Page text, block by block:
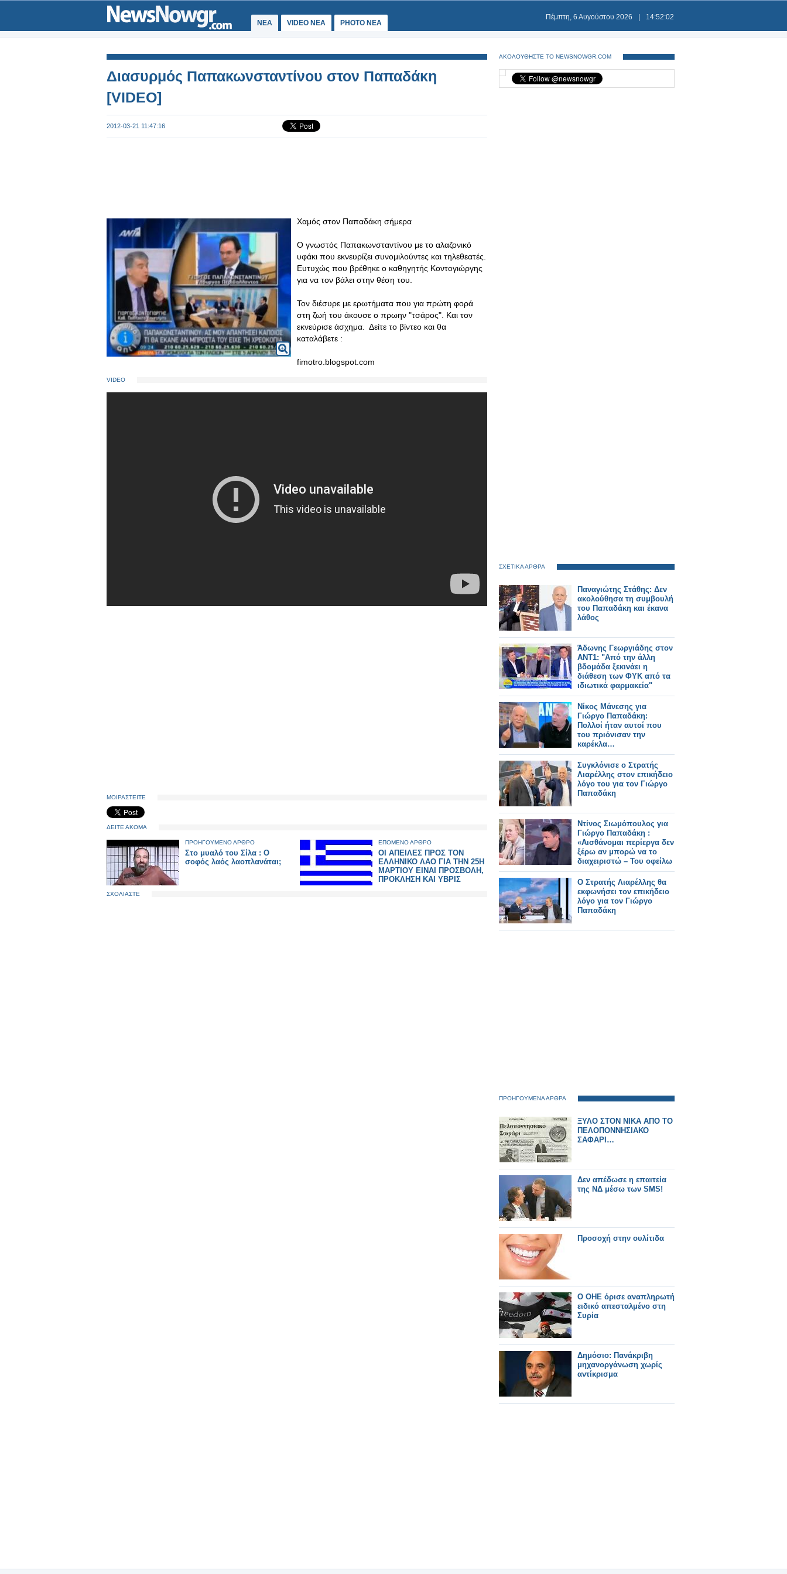
ΝΕΑ VIDEO NEA PHOTO NEA
Πέμπτη, 6 Αυγούστου 2026 14:52:02
Διασυρμός Παπακωνσταντίνου στον Παπαδάκη
[VIDEO]
2012-03-21 11:47:16
Χαμός στον Παπαδάκη σήμερα
Ο γνωστός Παπακωνσταντίνου με το αλαζονικό
υφάκι που εκνευρίζει συνομιλούντες και τηλεθεατές.
Ευτυχώς που βρέθηκε ο καθηγητής Κοντογιώργης
για να τον βάλει στην θέση του.
Τον διέσυρε με ερωτήματα που για πρώτη φορά
στη ζωή του άκουσε ο πρωην "τσάρος". Και τον
εκνεύρισε άσχημα. Δείτε το βίντεο και θα
καταλάβετε :
fimotro.blogspot.com
VIDEO
ΜΟΙΡΑΣΤΕΙΤΕ
ΔΕΙΤΕ ΑΚΟΜΑ
ΠΡΟΗΓΟΥΜΕΝΟ ΑΡΘΡΟ
Στο μυαλό του Σίλα : Ο
σοφός λαός λαοπλανάται;
ΕΠΟΜΕΝΟ ΑΡΘΡΟ
ΟΙ ΑΠΕΙΛΕΣ ΠΡΟΣ ΤΟΝ
ΕΛΛΗΝΙΚΟ ΛΑΟ ΓΙΑ ΤΗΝ 25Η
ΜΑΡΤΙΟΥ ΕΙΝΑΙ ΠΡΟΣΒΟΛΗ,
ΠΡΟΚΛΗΣΗ ΚΑΙ ΥΒΡΙΣ
ΣΧΟΛΙΑΣΤΕ
ΑΚΟΛΟΥΘΗΣΤΕ ΤΟ NEWSNOWGR.COM
ΣΧΕΤΙΚΑ ΑΡΘΡΑ
Παναγιώτης Στάθης: Δεν
ακολούθησα τη συμβουλή
του Παπαδάκη και έκανα
λάθος
Άδωνης Γεωργιάδης στον
ΑΝΤ1: "Από την άλλη
βδομάδα ξεκινάει η
διάθεση των ΦΥΚ από τα
ιδιωτικά φαρμακεία"
(video)
Νίκος Μάνεσης για
Γιώργο Παπαδάκη:
Πολλοί ήταν αυτοί που
του πριόνισαν την
καρέκλα…
Συγκλόνισε ο Στρατής
Λιαρέλλης στον επικήδειο
λόγο του για τον Γιώργο
Παπαδάκη
Ντίνος Σιωμόπουλος για
Γιώργο Παπαδάκη :
«Αισθάνομαι περίεργα δεν
ξέρω αν μπορώ να το
διαχειριστώ – Του οφείλω
πολλά»
Ο Στρατής Λιαρέλλης θα
εκφωνήσει τον επικήδειο
λόγο για τον Γιώργο
Παπαδάκη
ΠΡΟΗΓΟΥΜΕΝΑ ΑΡΘΡΑ
ΞΥΛΟ ΣΤΟΝ ΝΙΚΑ ΑΠΟ ΤΟ
ΠΕΛΟΠΟΝΝΗΣΙΑΚΟ
ΣΑΦΑΡΙ…
Δεν απέδωσε η επαιτεία
της ΝΔ μέσω των SMS!
Προσοχή στην ουλίτιδα
Ο ΟΗΕ όρισε αναπληρωτή
ειδικό απεσταλμένο στη
Συρία
Δημόσιο: Πανάκριβη
μηχανοργάνωση χωρίς
αντίκρισμα